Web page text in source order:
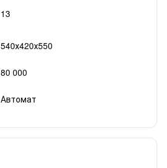
13
540х420х550
80 000
Автомат